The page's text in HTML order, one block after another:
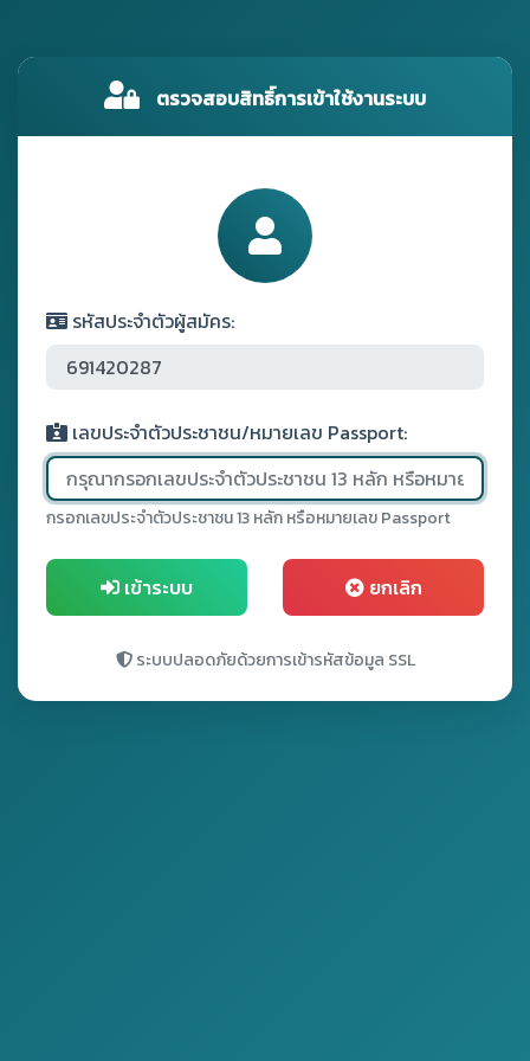
ตรวจสอบสิทธิ์การเข้าใช้งานระบบ
รหัสประจำตัวผู้สมัคร:
เลขประจำตัวประชาชน/หมายเลข Passport:
กรอกเลขประจำตัวประชาชน 13 หลัก หรือหมายเลข Passport
เข้าระบบ ยกเลิก
ระบบปลอดภัยด้วยการเข้ารหัสข้อมูล SSL